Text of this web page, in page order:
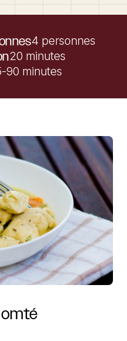
4 personnes
20 minutes
90 minutes